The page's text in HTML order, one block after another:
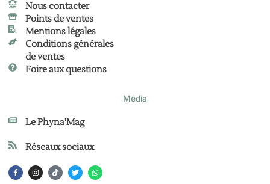
Nous contacter
Points de ventes
Mentions légales
Conditions générales
de ventes
Foire aux questions
Média
Le Phyna'Mag
Réseaux sociaux